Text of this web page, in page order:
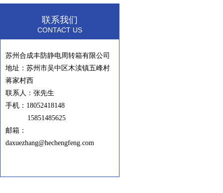
联系我们
CONTACT US
苏州合成丰防静电周转箱有限公司
地址：苏州市吴中区木渎镇五峰村
蒋家村西
联系人：张先生
手机： 18052418148
15851485625
邮箱：
daxuezhang@hechengfeng.com